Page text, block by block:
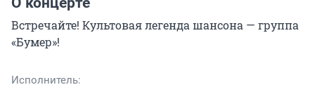
Встречайте! Культовая легенда шансона — группа
«Бумер»!
Исполнитель: